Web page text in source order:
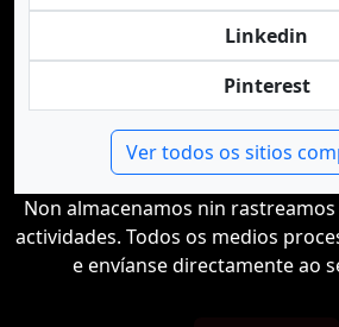
Linkedin
Pinterest
Ver todos os sitios
Non almacenamos nin
actividades. Todos os medios
e envíanse directamente ao